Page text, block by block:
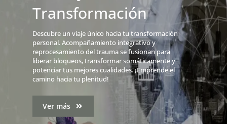
Transformación
Descubre un viaje único hacia tu transformación
personal. Acompañamiento integrativo y
reprocesamiento del trauma se fusionan para
liberar bloqueos, transformar somáticamente y
potenciar tus mejores cualidades. ¡Emprende el
camino hacia tu plenitud!
Ver más